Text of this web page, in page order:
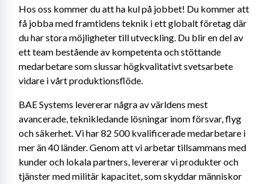
Hos oss kommer du att ha kul på jobbet! Du kommer att
få jobba med framtidens teknik i ett globalt företag där
du har stora möjligheter till utveckling. Du blir en del av
ett team bestående av kompetenta och stöttande
medarbetare som slussar högkvalitativt svetsarbete
vidare i vårt produktionsflöde.
BAE Systems levererar några av världens mest
avancerade, teknikledande lösningar inom försvar, flyg
och säkerhet. Vi har 82 500 kvalificerade medarbetare i
mer än 40 länder. Genom att vi arbetar tillsammans med
kunder och lokala partners, levererar vi produkter och
tjänster med militär kapacitet, som skyddar människor